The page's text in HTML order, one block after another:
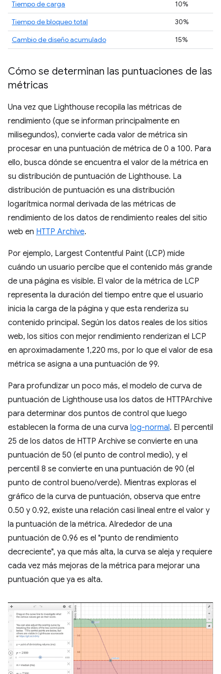
Tiempo de carga
10%
Tiempo de bloqueo total
30%
Cambio de diseño acumulado
15%
Cómo se determinan las puntuaciones de las
métricas
Una vez que Lighthouse recopila las métricas de
rendimiento (que se informan principalmente en
milisegundos), convierte cada valor de métrica sin
procesar en una puntuación de métrica de 0 a 100. Para
ello, busca dónde se encuentra el valor de la métrica en
su distribución de puntuación de Lighthouse. La
distribución de puntuación es una distribución
logarítmica normal derivada de las métricas de
rendimiento de los datos de rendimiento reales del sitio
web en HTTP Archive.
Por ejemplo, Largest Contentful Paint (LCP) mide
cuándo un usuario percibe que el contenido más grande
de una página es visible. El valor de la métrica de LCP
representa la duración del tiempo entre que el usuario
inicia la carga de la página y que esta renderiza su
contenido principal. Según los datos reales de los sitios
web, los sitios con mejor rendimiento renderizan el LCP
en aproximadamente 1,220 ms, por lo que el valor de esa
métrica se asigna a una puntuación de 99.
Para profundizar un poco más, el modelo de curva de
puntuación de Lighthouse usa los datos de HTTPArchive
para determinar dos puntos de control que luego
establecen la forma de una curva log-normal. El percentil
25 de los datos de HTTP Archive se convierte en una
puntuación de 50 (el punto de control medio), y el
percentil 8 se convierte en una puntuación de 90 (el
punto de control bueno/verde). Mientras exploras el
gráfico de la curva de puntuación, observa que entre
0.50 y 0.92, existe una relación casi lineal entre el valor y
la puntuación de la métrica. Alrededor de una
puntuación de 0.96 es el "punto de rendimiento
decreciente", ya que más alta, la curva se aleja y requiere
cada vez más mejoras de la métrica para mejorar una
puntuación que ya es alta.